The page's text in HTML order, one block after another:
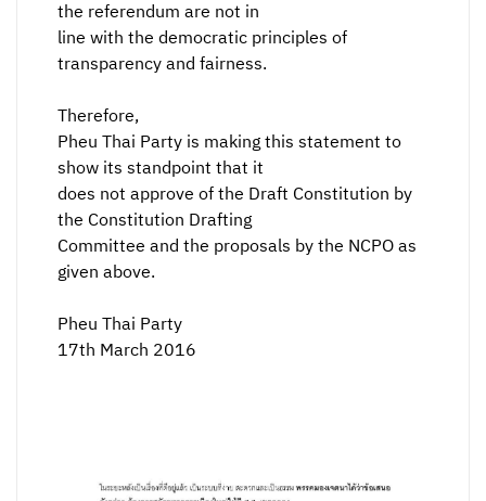
the referendum are not in
line with the democratic principles of
transparency and fairness.
Therefore,
Pheu Thai Party is making this statement to
show its standpoint that it
does not approve of the Draft Constitution by
the Constitution Drafting
Committee and the proposals by the NCPO as
given above.
Pheu Thai Party
17th March 2016